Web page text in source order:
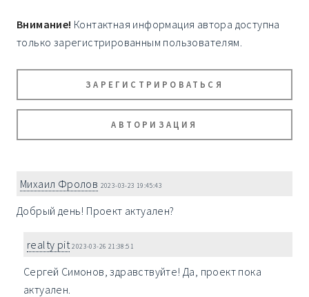
Внимание! Контактная информация автора доступна
только зарегистрированным пользователям.
ЗАРЕГИСТРИРОВАТЬСЯ
АВТОРИЗАЦИЯ
Михаил Фролов 2023-03-23 19:45:43
Добрый день! Проект актуален?
realty pit 2023-03-26 21:38:51
Сергей Симонов, здравствуйте! Да, проект пока
актуален.